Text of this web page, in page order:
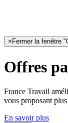
× Fermer la fenêtre
Offres
France Travail
vous proposant
En savoir plus